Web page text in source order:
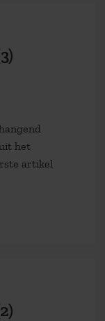
het
artikel